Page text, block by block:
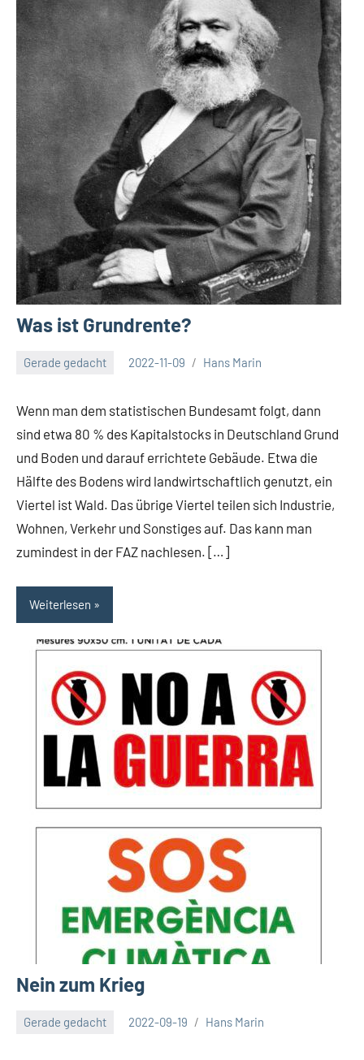
Was ist Grundrente?
Gerade gedacht 2022-11-09 Hans Marin
Wenn man dem statistischen Bundesamt folgt, dann
sind etwa 80 % des Kapitalstocks in Deutschland Grund
und Boden und darauf errichtete Gebäude. Etwa die
Hälfte des Bodens wird landwirtschaftlich genutzt, ein
Viertel ist Wald. Das übrige Viertel teilen sich Industrie,
Wohnen, Verkehr und Sonstiges auf. Das kann man
zumindest in der FAZ nachlesen. […]
Weiterlesen
Nein zum Krieg
Gerade gedacht 2022-09-19 Hans Marin